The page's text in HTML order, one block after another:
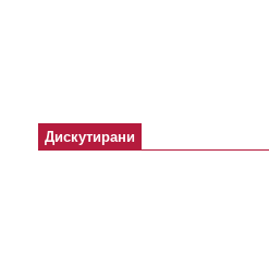
Дискутирани